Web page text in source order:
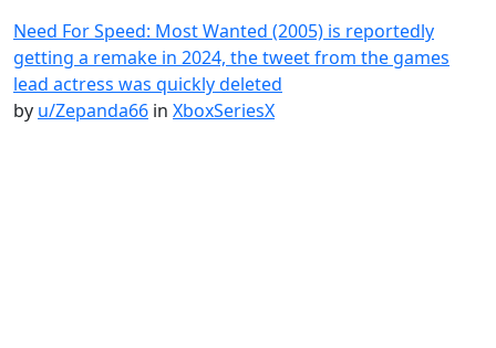
Need For Speed: Most Wanted (2005) is reportedly
getting a remake in 2024, the tweet from the games
lead actress was quickly deleted
by u/Zepanda66 in XboxSeriesX